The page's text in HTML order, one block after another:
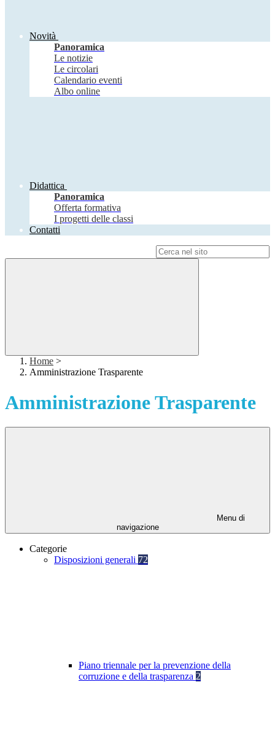
Novità
Panoramica
Le notizie
Le circolari
Calendario eventi
Albo online
Didattica
Panoramica
Offerta formativa
I progetti delle classi
Contatti
Home >
Amministrazione Trasparente
Amministrazione Trasparente
Menu di
navigazione
Categorie
Disposizioni generali 72
Piano triennale per la prevenzione della
corruzione e della trasparenza 2